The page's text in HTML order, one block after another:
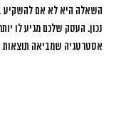
השאלה היא לא אם להשקיע
נכון. העסק שלכם מגיע לו
אסטרטגיה שמביאה תוצאות